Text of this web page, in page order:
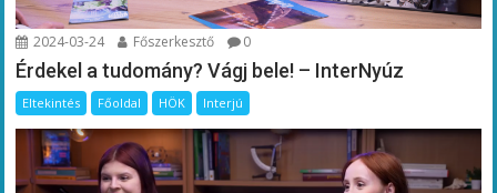
2024-03-24 Főszerkesztő 0
Érdekel a tudomány? Vágj bele! – InterNyúz
Eltekintés Főoldal HÖK Interjú